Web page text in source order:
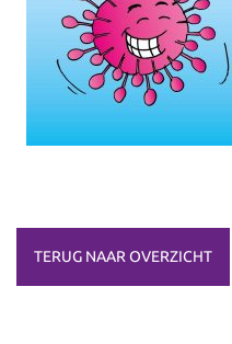
TERUG NAAR OVERZICHT